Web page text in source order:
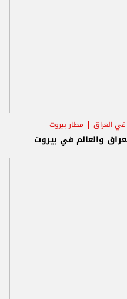
في العراق مطار بيروت
والعالم في بيروت